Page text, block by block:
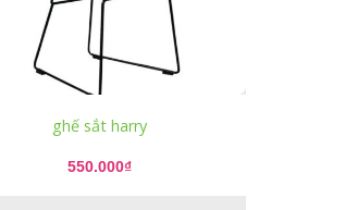
ghế sắt harry
550.000₫